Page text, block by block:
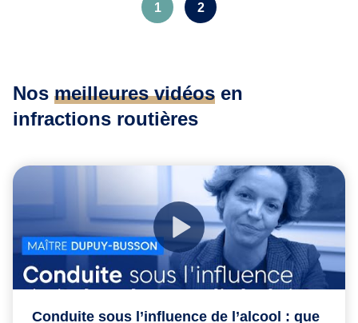
1 2
Nos meilleures vidéos en
infractions routières
Conduite sous l’influence de l’alcool : que